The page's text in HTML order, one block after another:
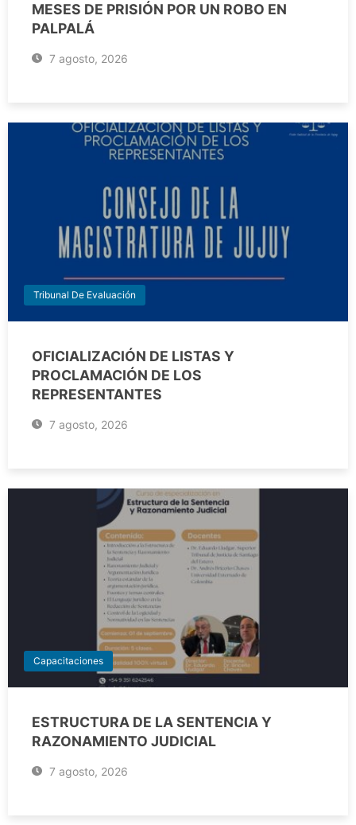
MESES DE PRISIÓN POR UN ROBO EN
PALPALÁ
7 agosto, 2026
Tribunal De Evaluación
OFICIALIZACIÓN DE LISTAS Y
PROCLAMACIÓN DE LOS
REPRESENTANTES
7 agosto, 2026
Capacitaciones
ESTRUCTURA DE LA SENTENCIA Y
RAZONAMIENTO JUDICIAL
7 agosto, 2026